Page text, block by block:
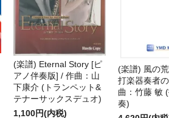
(楽譜) Eternal Story [ピ
アノ伴奏版] / 作曲：山
下康介 (トランペット&
テナーサックスデュオ)
1,100円(内税)
(楽譜) 風の
打楽器奏者
曲：竹藤 敏
奏)